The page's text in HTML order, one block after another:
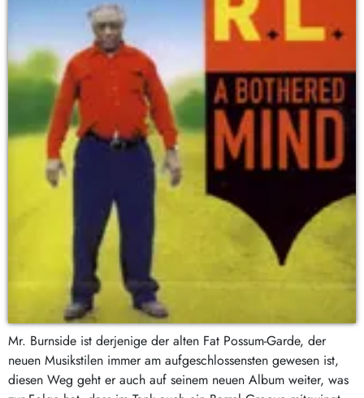
Mr. Burnside ist derjenige der alten Fat Possum-Garde, der
neuen Musikstilen immer am aufgeschlossensten gewesen ist,
diesen Weg geht er auch auf seinem neuen Album weiter, was